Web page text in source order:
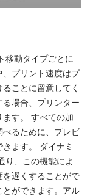
移動タイプごとに
プリント速度はプ
ことに留意してく
場合、プリンター
す。 すべての加
るために、プレビ
ます。 ダイナミ
り、この機能によ
を遅くすることがで
ができます。アル